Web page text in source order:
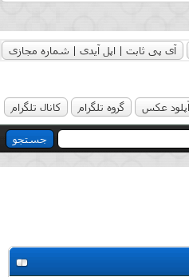
آی پی ثابت | اپل آیدی | شماره مجازی
آپلود عکس گروه تلگرام کانال تلگرام